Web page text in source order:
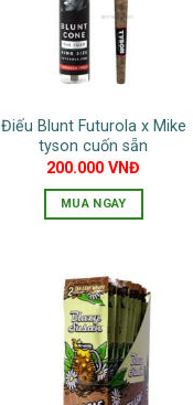
Điếu Blunt Futurola x Mike
tyson cuốn sẵn
200.000VNĐ
MUA NGAY